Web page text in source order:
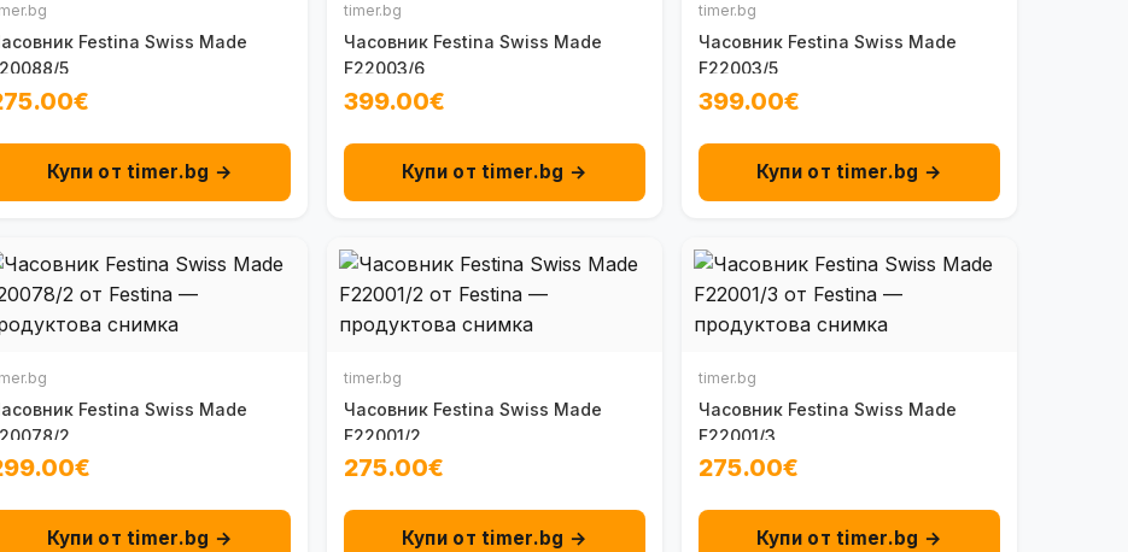
Festina Swiss Made
5
Купи от timer.bg →
timer.bg
Часовник Festina Swiss Made
F22003/6
399.00€
Купи от timer.bg →
timer.bg
Часовник Festina Swiss Made
F22003/5
399.00€
Купи от timer.bg →
Festina Swiss Made
2
Купи от timer.bg →
timer.bg
Часовник Festina Swiss Made
F22001/2
275.00€
Купи от timer.bg →
timer.bg
Часовник Festina Swiss Made
F22001/3
275.00€
Купи от timer.bg →